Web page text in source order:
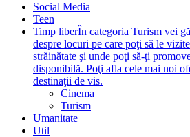
Social Media
Teen
Timp liberÎn categoria Turism vei
despre locuri pe care poţi să le
străinătate şi unde poţi să-ţi
disponibilă. Poţi afla cele mai noi
destinaţii de vis.
Cinema
Turism
Umanitate
Util